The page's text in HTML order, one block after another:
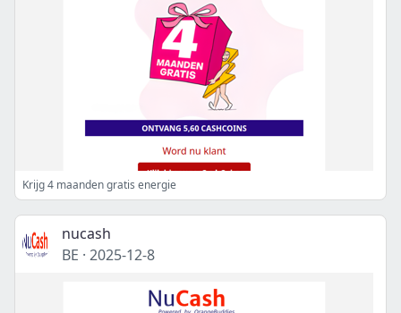
Krijg 4 maanden gratis energie
nucash
BE · 2025-12-8